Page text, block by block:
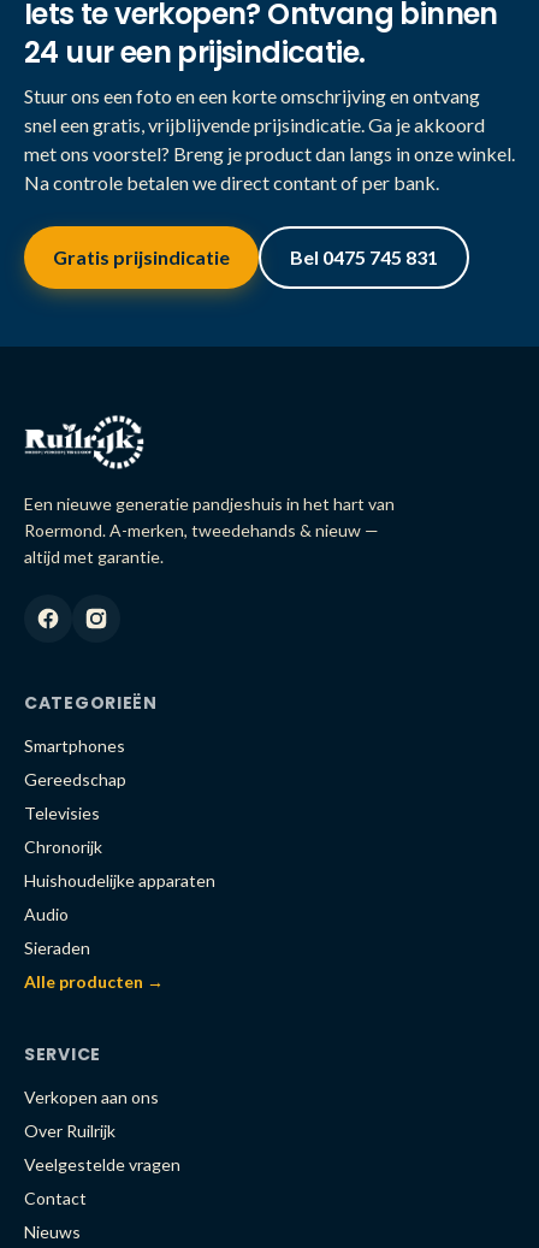
Iets te verkopen? Ontvang binnen
24 uur een prijsindicatie.
Stuur ons een foto en een korte omschrijving en ontvang
snel een gratis, vrijblijvende prijsindicatie. Ga je akkoord
met ons voorstel? Breng je product dan langs in onze winkel.
Na controle betalen we direct contant of per bank.
Gratis prijsindicatie Bel 0475 745 831
Een nieuwe generatie pandjeshuis in het hart van
Roermond. A-merken, tweedehands & nieuw —
altijd met garantie.
CATEGORIEËN
Smartphones
Gereedschap
Televisies
Chronorijk
Huishoudelijke apparaten
Audio
Sieraden
Alle producten →
SERVICE
Verkopen aan ons
Over Ruilrijk
Veelgestelde vragen
Contact
Nieuws